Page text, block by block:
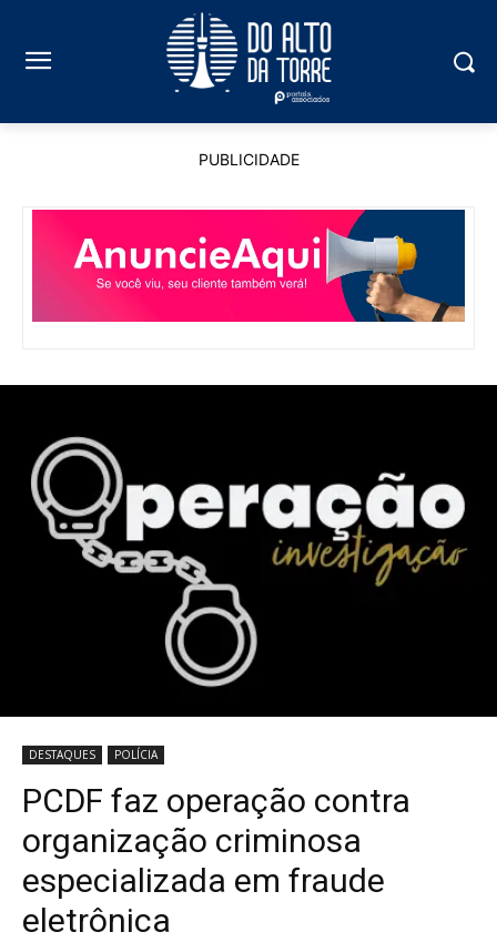
PUBLICIDADE
DESTAQUES POLÍCIA
PCDF faz operação contra
organização criminosa
especializada em fraude
eletrônica